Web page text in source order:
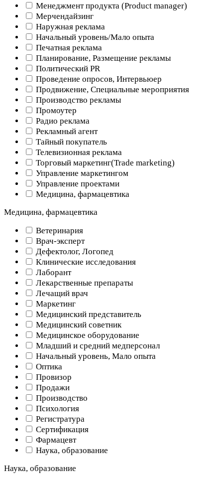
Менеджмент продукта (Product manager)
Мерчендайзинг
Наружная реклама
Начальный уровень/Мало опыта
Печатная реклама
Планирование, Размещение рекламы
Политический PR
Проведение опросов, Интервьюер
Продвижение, Специальные мероприятия
Производство рекламы
Промоутер
Радио реклама
Рекламный агент
Тайный покупатель
Телевизионная реклама
Торговый маркетинг(Trade marketing)
Управление маркетингом
Управление проектами
Медицина, фармацевтика
Медицина, фармацевтика
Ветеринария
Врач-эксперт
Дефектолог, Логопед
Клинические исследования
Лаборант
Лекарственные препараты
Лечащий врач
Маркетинг
Медицинский представитель
Медицинский советник
Медицинское оборудование
Младший и средний медперсонал
Начальный уровень, Мало опыта
Оптика
Провизор
Продажи
Производство
Психология
Регистратура
Сертификация
Фармацевт
Наука, образование
Наука, образование